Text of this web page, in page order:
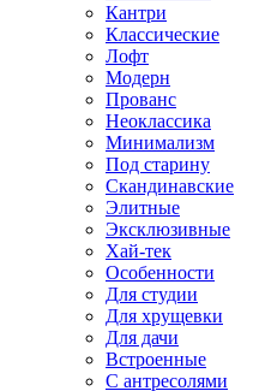
Кантри
Классические
Лофт
Модерн
Прованс
Неоклассика
Минимализм
Под старину
Скандинавские
Элитные
Эксклюзивные
Хай-тек
Особенности
Для студии
Для хрущевки
Для дачи
Встроенные
С антресолями